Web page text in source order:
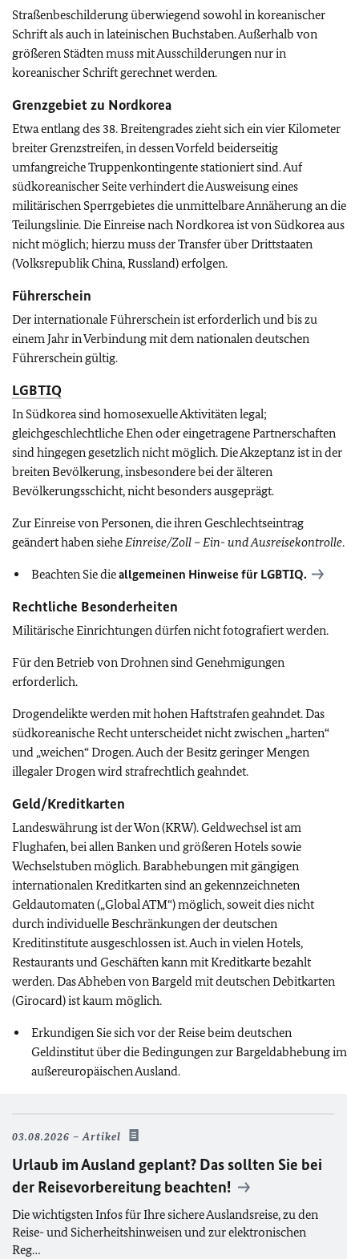
Straßenbeschilderung überwiegend sowohl in koreanischer
Schrift als auch in lateinischen Buchstaben. Außerhalb von
größeren Städten muss mit Ausschilderungen nur in
koreanischer Schrift gerechnet werden.
Grenzgebiet zu Nordkorea
Etwa entlang des 38. Breitengrades zieht sich ein vier Kilometer
breiter Grenzstreifen, in dessen Vorfeld beiderseitig
umfangreiche Truppenkontingente stationiert sind. Auf
südkoreanischer Seite verhindert die Ausweisung eines
militärischen Sperrgebietes die unmittelbare Annäherung an die
Teilungslinie. Die Einreise nach Nordkorea ist von Südkorea aus
nicht möglich; hierzu muss der Transfer über Drittstaaten
(Volksrepublik China, Russland) erfolgen.
Führerschein
Der internationale Führerschein ist erforderlich und bis zu
einem Jahr in Verbindung mit dem nationalen deutschen
Führerschein gültig.
LGBTIQ
In Südkorea sind homosexuelle Aktivitäten legal;
gleichgeschlechtliche Ehen oder eingetragene Partnerschaften
sind hingegen gesetzlich nicht möglich. Die Akzeptanz ist in der
breiten Bevölkerung, insbesondere bei der älteren
Bevölkerungsschicht, nicht besonders ausgeprägt.
Zur Einreise von Personen, die ihren Geschlechtseintrag
geändert haben sieheEinreise/Zoll – Ein- und Ausreisekontrolle.
Beachten Sie dieallgemeinen Hinweise für LGBTIQ.
Rechtliche Besonderheiten
Militärische Einrichtungen dürfen nicht fotografiert werden.
Für den Betrieb von Drohnen sind Genehmigungen
erforderlich.
Drogendelikte werden mit hohen Haftstrafen geahndet. Das
südkoreanische Recht unterscheidet nicht zwischen „harten“
und „weichen“ Drogen. Auch der Besitz geringer Mengen
illegaler Drogen wird strafrechtlich geahndet.
Geld/Kreditkarten
Landeswährung ist der Won (KRW). Geldwechsel ist am
Flughafen, bei allen Banken und größeren Hotels sowie
Wechselstuben möglich. Barabhebungen mit gängigen
internationalen Kreditkarten sind an gekennzeichneten
Geldautomaten („Global ATM“) möglich, soweit dies nicht
durch individuelle Beschränkungen der deutschen
Kreditinstitute ausgeschlossen ist. Auch in vielen Hotels,
Restaurants und Geschäften kann mit Kreditkarte bezahlt
werden. Das Abheben von Bargeld mit deutschen Debitkarten
(Girocard) ist kaum möglich.
Erkundigen Sie sich vor der Reise beim deutschen
Geldinstitut über die Bedingungen zur Bargeldabhebung im
außereuropäischen Ausland.
03.08.2026 Artikel
Urlaub im Ausland geplant? Das sollten Sie bei
der Reisevorbereitung beachten!
Die wichtigsten Infos für Ihre sichere Auslandsreise, zu den
Reise- und Sicherheitshinweisen und zur elektronischen
Reg…